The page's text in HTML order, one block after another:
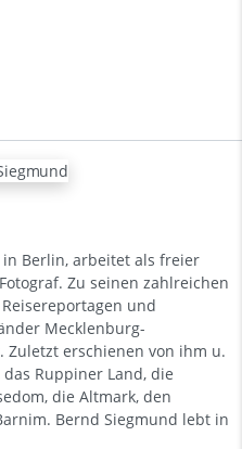
in Berlin, arbeitet als freier
Zu seinen zahlreichen
und
Mecklenburg-
erschienen von ihm u.
Ruppiner Land, die
die Altmark, den
Bernd Siegmund lebt in